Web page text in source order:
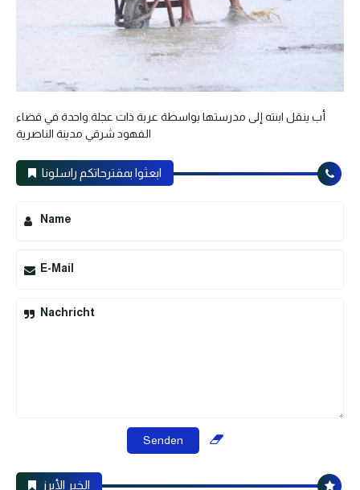
أب ينقل ابنته إلى مدرستها بواسطة عربة ذات عجلة واحدة في قضاء
الفهود شرقي مدينة الناصرية
ابعثوا بمقترحاتكم راسلونا
Name
E-Mail
Nachricht
الخبر الأبرز